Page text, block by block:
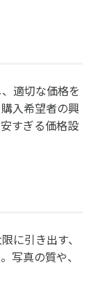
適切な価格を
入希望者の興
すぎる価格設
に引き出す、
写真の質や、